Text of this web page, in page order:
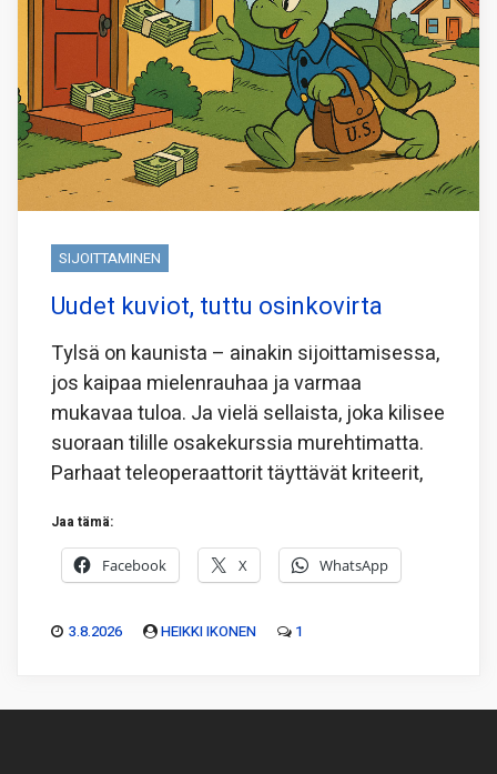
SIJOITTAMINEN
Uudet kuviot, tuttu osinkovirta
Tylsä on kaunista – ainakin sijoittamisessa,
jos kaipaa mielenrauhaa ja varmaa
mukavaa tuloa. Ja vielä sellaista, joka kilisee
suoraan tilille osakekurssia murehtimatta.
Parhaat teleoperaattorit täyttävät kriteerit,
Jaa tämä:
Facebook X WhatsApp
3.8.2026 HEIKKI IKONEN 1